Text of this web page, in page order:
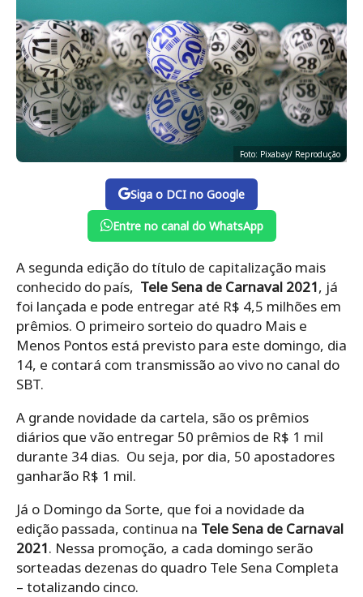
Foto: Pixabay/ Reprodução
Siga o DCI no Google
Entre no canal do WhatsApp
A segunda edição do título de capitalização mais
conhecido do país, Tele Sena de Carnaval 2021, já
foi lançada e pode entregar até R$ 4,5 milhões em
prêmios. O primeiro sorteio do quadro Mais e
Menos Pontos está previsto para este domingo, dia
14, e contará com transmissão ao vivo no canal do
SBT.
A grande novidade da cartela, são os prêmios
diários que vão entregar 50 prêmios de R$ 1 mil
durante 34 dias. Ou seja, por dia, 50 apostadores
ganharão R$ 1 mil.
Já o Domingo da Sorte, que foi a novidade da
edição passada, continua na Tele Sena de Carnaval
2021. Nessa promoção, a cada domingo serão
sorteadas dezenas do quadro Tele Sena Completa
– totalizando cinco.